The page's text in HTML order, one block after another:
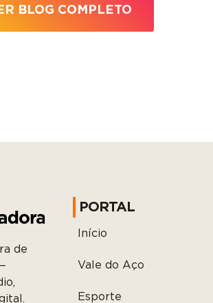
BLOG COMPLETO
de
PORTAL
Início
Vale do Aço
Esporte